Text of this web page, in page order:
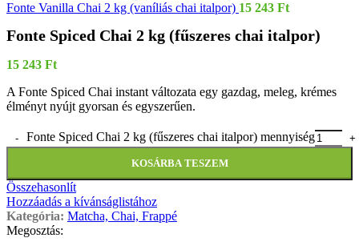
Fonte Vanilla Chai 2 kg (vaníliás chai italpor) 15 243 Ft
Fonte Spiced Chai 2 kg (fűszeres chai italpor)
15 243 Ft
A Fonte Spiced Chai instant változata egy gazdag, meleg, krémes
élményt nyújt gyorsan és egyszerűen.
Fonte Spiced Chai 2 kg (fűszeres chai italpor) mennyiség
KOSÁRBA TESZEM
Összehasonlít
Hozzáadás a kívánságlistához
Kategória: Matcha, Chai, Frappé
Megosztás: